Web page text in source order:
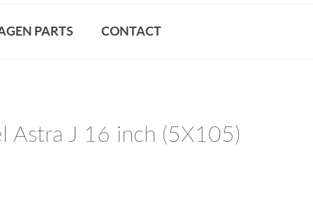
PARTS CONTACT
Astra J 16 inch (5X105)